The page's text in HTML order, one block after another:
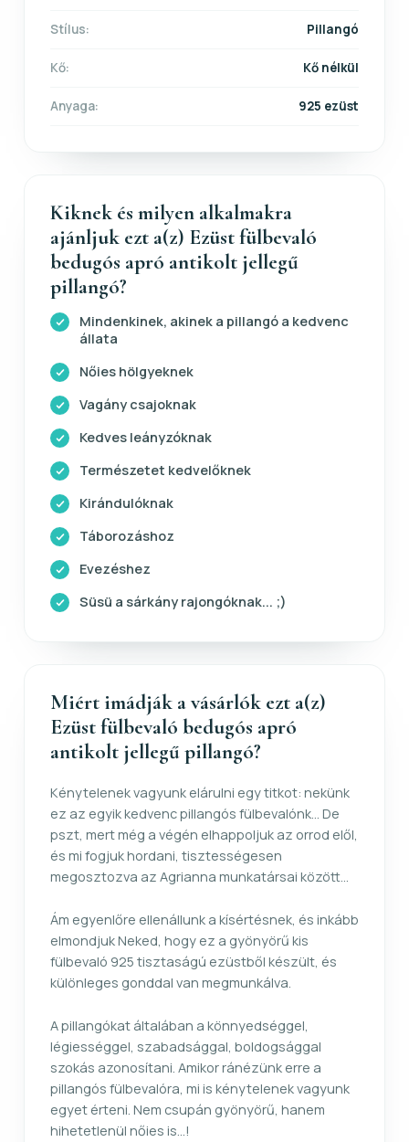
Stílus: Pillangó
Kő: Kő nélkül
Anyaga: 925 ezüst
Kiknek és milyen alkalmakra
ajánljuk ezt a(z) Ezüst fülbevaló
bedugós apró antikolt jellegű
pillangó?
Mindenkinek, akinek a pillangó a kedvenc
állata
Nőies hölgyeknek
Vagány csajoknak
Kedves leányzóknak
Természetet kedvelőknek
Kirándulóknak
Táborozáshoz
Evezéshez
Süsü a sárkány rajongóknak... ;)
Miért imádják a vásárlók ezt a(z)
Ezüst fülbevaló bedugós apró
antikolt jellegű pillangó?
Kénytelenek vagyunk elárulni egy titkot: nekünk
ez az egyik kedvenc pillangós fülbevalónk... De
pszt, mert még a végén elhappoljuk az orrod elől,
és mi fogjuk hordani, tisztességesen
megosztozva az Agrianna munkatársai között...
Ám egyenlőre ellenállunk a kísértésnek, és inkább
elmondjuk Neked, hogy ez a gyönyörű kis
fülbevaló 925 tisztaságú ezüstből készült, és
különleges gonddal van megmunkálva.
A pillangókat általában a könnyedséggel,
légiességgel, szabadsággal, boldogsággal
szokás azonosítani. Amikor ránézünk erre a
pillangós fülbevalóra, mi is kénytelenek vagyunk
egyet érteni. Nem csupán gyönyörű, hanem
hihetetlenül nőies is...!